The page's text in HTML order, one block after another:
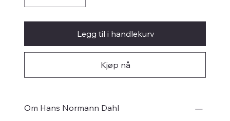
Legg til i handlekurv
Kjøp nå
Om Hans Normann Dahl